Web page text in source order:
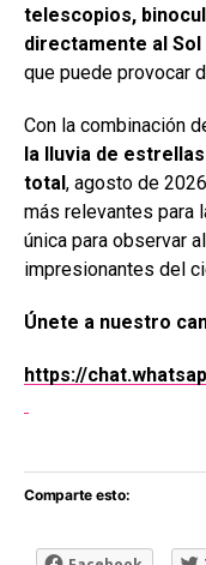
telescopios,
directamente al
que puede provocar
Con la combinación
la lluvia de
total , agosto de
más relevantes para
única para observar
impresionantes del
Únete a nuestro
https://
Comparte esto: